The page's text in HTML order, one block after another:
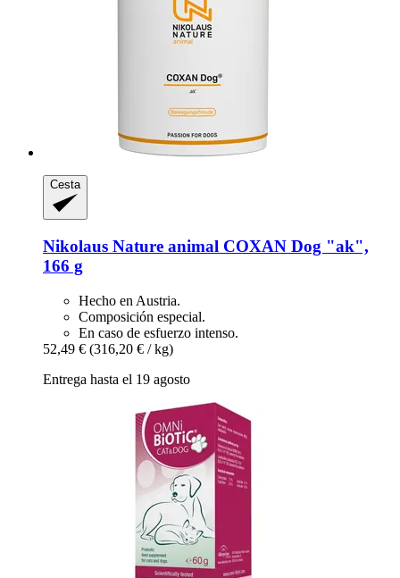
Cesta
Nikolaus Nature animal COXAN Dog "ak",
166 g
Hecho en Austria.
Composición especial.
En caso de esfuerzo intenso.
52,49 € (316,20 € / kg)
Entrega hasta el 19 agosto